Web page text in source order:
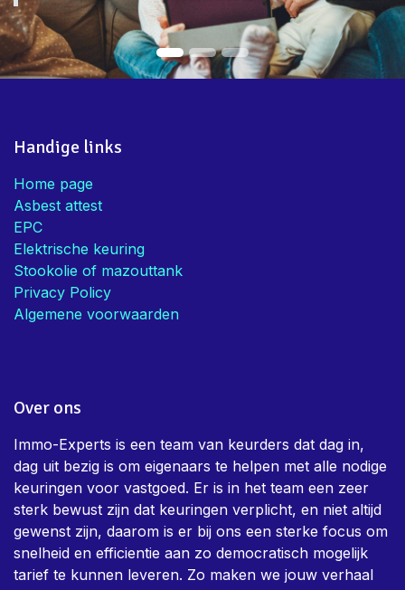
Handige links
Home page
Asbest attest
EPC
Elektrische keuring
Stookolie of mazouttank
Privacy Policy
Algemene voorwaarden
Over ons
Immo-Experts is een team van keurders dat dag in,
dag uit bezig is om eigenaars te helpen met alle nodige
keuringen voor vastgoed. Er is in het team een zeer
sterk bewust zijn dat keuringen verplicht, en niet altijd
gewenst zijn, daarom is er bij ons een sterke focus om
snelheid en efficientie aan zo democratisch mogelijk
tarief te kunnen leveren. Zo maken we jouw verhaal